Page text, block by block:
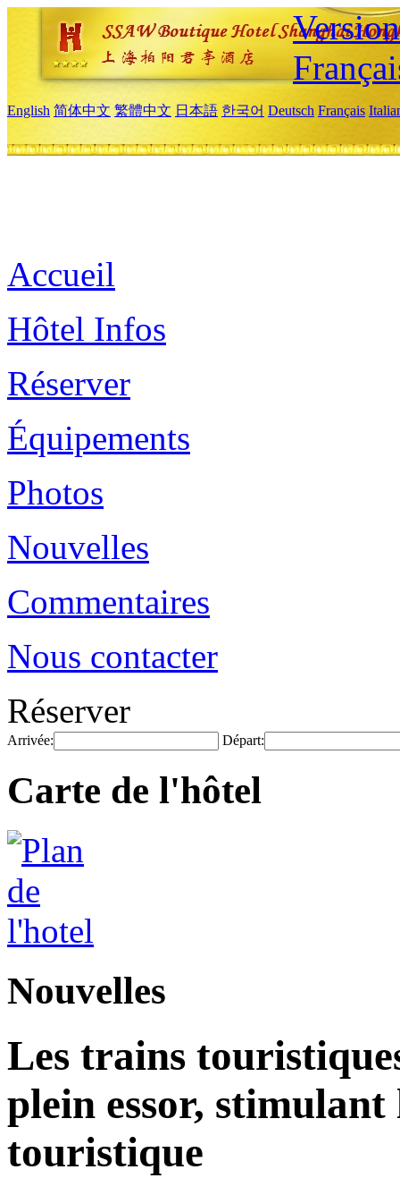
English 简体中文 繁體中文 日本語 한국어 Deutsch Français
Accueil
Hôtel Infos
Réserver
Équipements
Photos
Nouvelles
Commentaires
Nous contacter
Réserver
Arrivée: Départ:
Carte de l'hôtel
Nouvelles
Les trains
plein essor,
touristique